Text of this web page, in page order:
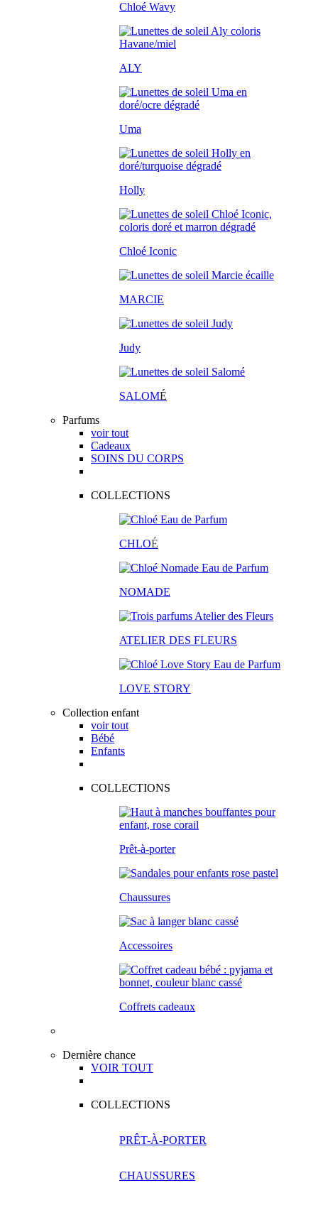
Chloé Wavy
ALY
Uma
Holly
Chloé Iconic
MARCIE
Judy
SALOMÉ
Parfums
voir tout
Cadeaux
SOINS DU CORPS
COLLECTIONS
CHLOÉ
NOMADE
ATELIER DES FLEURS
LOVE STORY
Collection enfant
voir tout
Bébé
Enfants
COLLECTIONS
Prêt-à-porter
Chaussures
Accessoires
Coffrets cadeaux
Dernière chance
VOIR TOUT
COLLECTIONS
PRÊT-À-PORTER
CHAUSSURES